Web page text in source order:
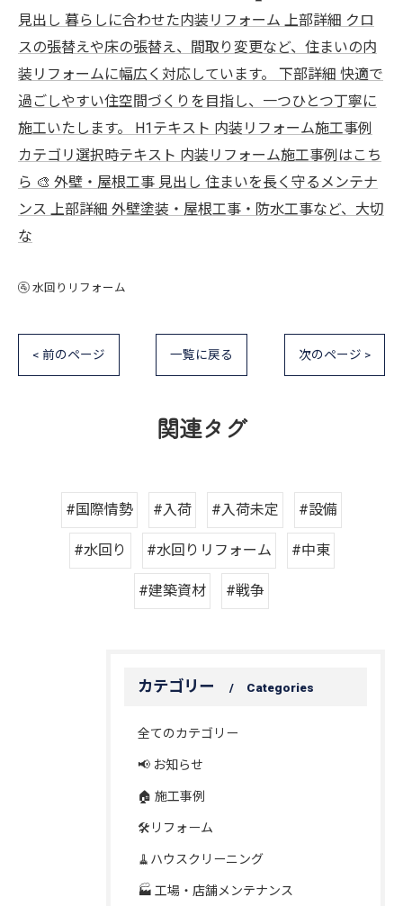
見出し 暮らしに合わせた内装リフォーム 上部詳細 クロ
スの張替えや床の張替え、間取り変更など、住まいの内
装リフォームに幅広く対応しています。 下部詳細 快適で
過ごしやすい住空間づくりを目指し、一つひとつ丁寧に
施工いたします。 H1テキスト 内装リフォーム施工事例
カテゴリ選択時テキスト 内装リフォーム施工事例はこち
ら 🎨 外壁・屋根工事 見出し 住まいを長く守るメンテナ
ンス 上部詳細 外壁塗装・屋根工事・防水工事など、大切
な
🚰 水回りリフォーム
< 前のページ 一覧に戻る 次のページ >
関連タグ
#国際情勢 #入荷 #入荷未定 #設備
#水回り #水回りリフォーム #中東
#建築資材 #戦争
カテゴリー Categories
全てのカテゴリー
📢 お知らせ
🏠 施工事例
🛠️リフォーム
🧹ハウスクリーニング
🏭 工場・店舗メンテナンス